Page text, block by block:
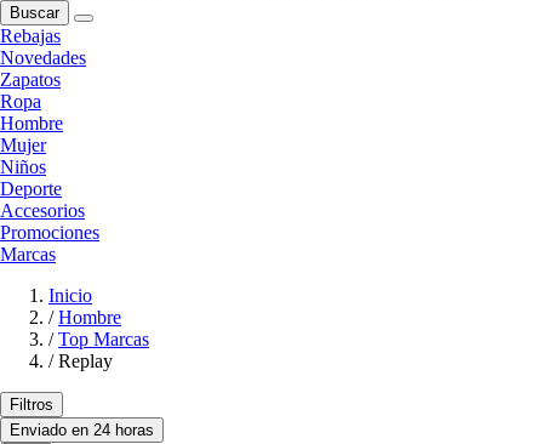
Buscar
Rebajas
Novedades
Zapatos
Ropa
Hombre
Mujer
Niños
Deporte
Accesorios
Promociones
Marcas
Inicio
/ Hombre
/ Top Marcas
/ Replay
Filtros
Enviado en 24 horas